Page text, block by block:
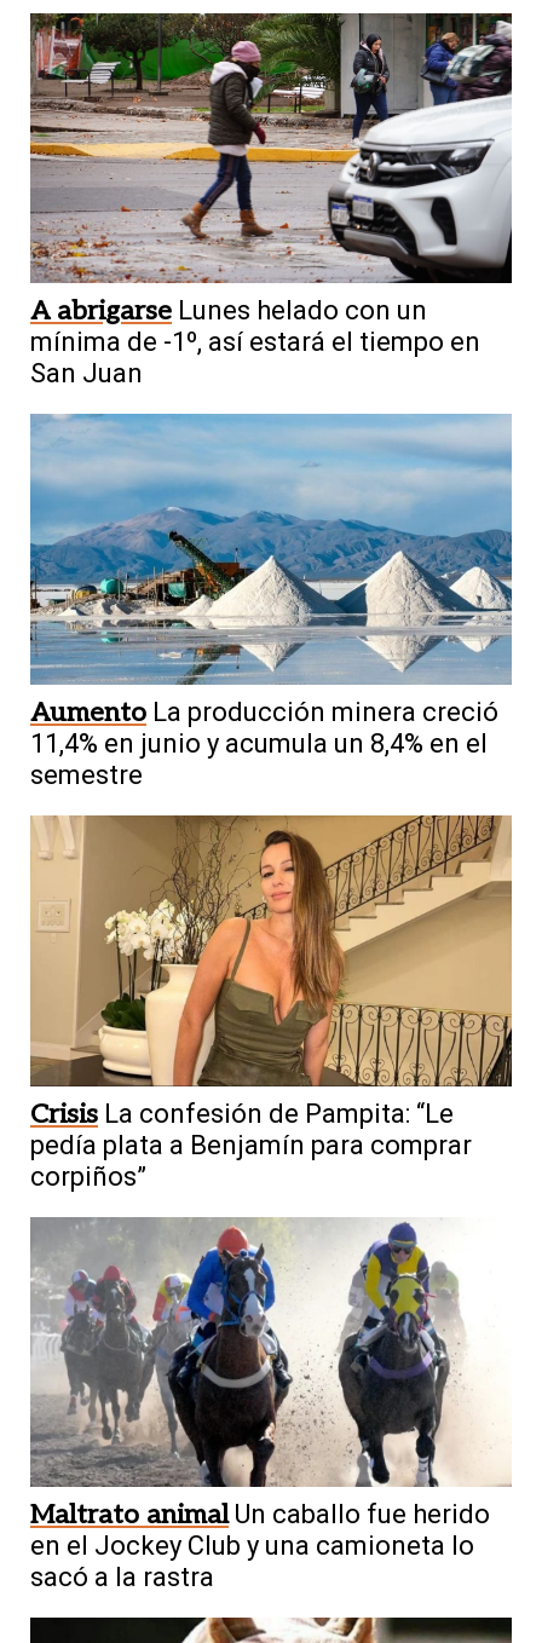
A abrigarse Lunes helado con un
mínima de -1º, así estará el tiempo en
San Juan
Aumento La producción minera creció
11,4% en junio y acumula un 8,4% en el
semestre
Crisis La confesión de Pampita: “Le
pedía plata a Benjamín para comprar
corpiños”
Maltrato animal Un caballo fue herido
en el Jockey Club y una camioneta lo
sacó a la rastra